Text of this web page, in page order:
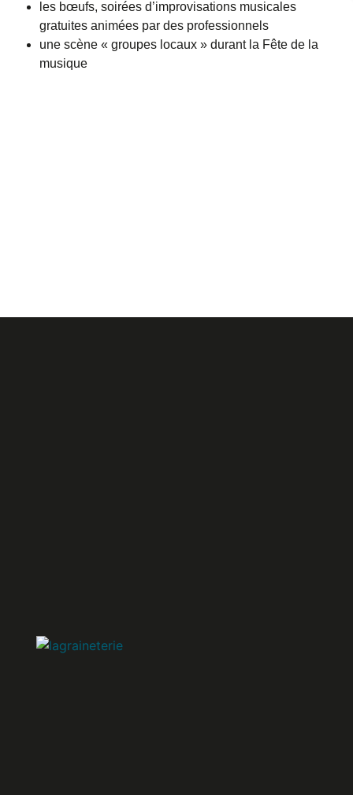
les bœufs, soirées d’improvisations musicales
gratuites animées par des professionnels
une scène « groupes locaux » durant la Fête de la
musique